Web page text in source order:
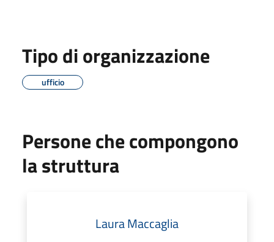
Tipo di organizzazione
ufficio
Persone che compongono
la struttura
Laura Maccaglia